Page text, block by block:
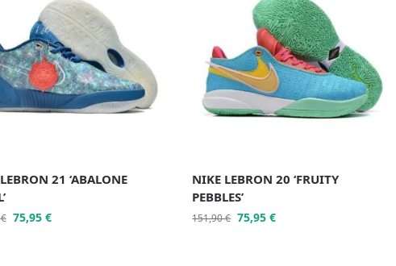
21 ‘ABALONE
€ 75,95 €
NIKE LEBRON 20 ‘FRUITY
PEBBLES’
151,90€ 75,95€